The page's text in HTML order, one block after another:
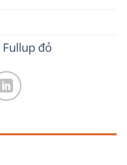
Fullup đỏ